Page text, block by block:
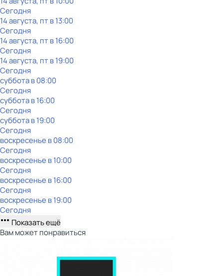
Сегодня
14 августа, пт в 13:00
Сегодня
14 августа, пт в 16:00
Сегодня
14 августа, пт в 19:00
Сегодня
субботав08:00
Сегодня
субботав16:00
Сегодня
субботав19:00
Сегодня
воскресенье в08:00
Сегодня
воскресенье в10:00
Сегодня
воскресенье в16:00
Сегодня
воскресенье в19:00
Сегодня
Показать ещё
Вам может понравиться